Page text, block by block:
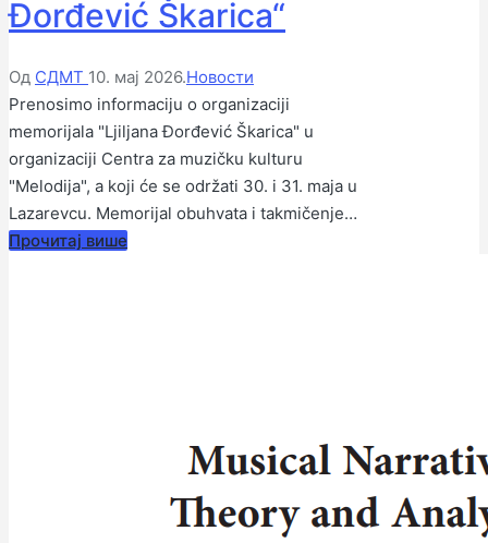
Đorđević Škarica“
Објављено
од
стране
Од СДМТ 10. мај 2026.Објављено
у
Новости
Prenosimo informaciju o organizaciji
memorijala "Ljiljana Đorđević Škarica" u
organizaciji Centra za muzičku kulturu
"Melodija", a koji će se održati 30. i 31. maja u
Lazarevcu. Memorijal obuhvata i takmičenje…
Прочитај више